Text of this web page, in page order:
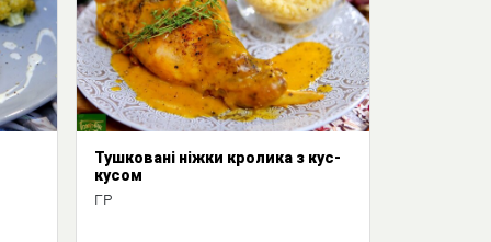
Тушковані ніжки кролика з кус-
кусом
ГР